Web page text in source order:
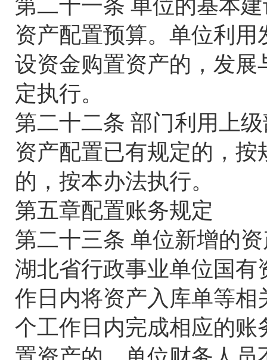
第二十一条 单位的基本
资产配置预算。单位利
设资金购置资产的，发
定执行。
第二十二条 部门利用上
资产配置已有规定的，
的，按本办法执行。
第五章配置账务规定
第二十三条 单位新增的
湖北省行政事业单位国
作日内将资产入库单等
个工作日内完成相应的